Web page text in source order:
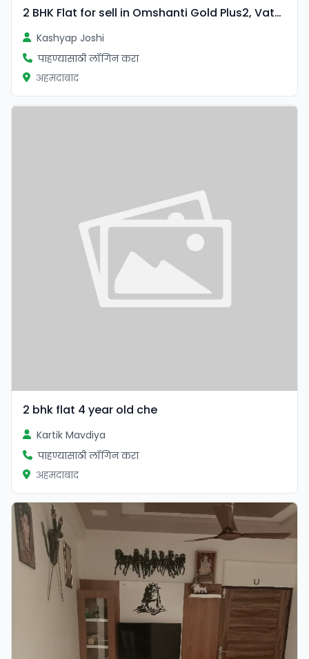
2 BHK Flat for sell in Omshanti Gold Plus2, Vatva , Ahmedabad
Kashyap Joshi
पाहण्यासाठी लॉगिन करा
अहमदाबाद
2 bhk flat 4 year old che
Kartik Mavdiya
पाहण्यासाठी लॉगिन करा
अहमदाबाद